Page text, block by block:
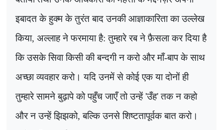
इबादत के हुक्म के तुरंत बाद उनकी आज्ञाकारिता का उल्लेख
किया, अल्लाह ने फरमाया है: तुम्हारे रब ने फ़ैसला कर दिया है
कि उसके सिवा किसी की बन्दगी न करो और माँ-बाप के साथ
अच्छा व्यवहार करो। यदि उनमें से कोई एक या दोनों ही
तुम्हारे सामने बुढ़ापे को पहुँच जाएँ तो उन्हें'उँह'तक न कहो
और न उन्हें झिझको,बल्कि उनसे शिष्टतापूर्वक बात करो।